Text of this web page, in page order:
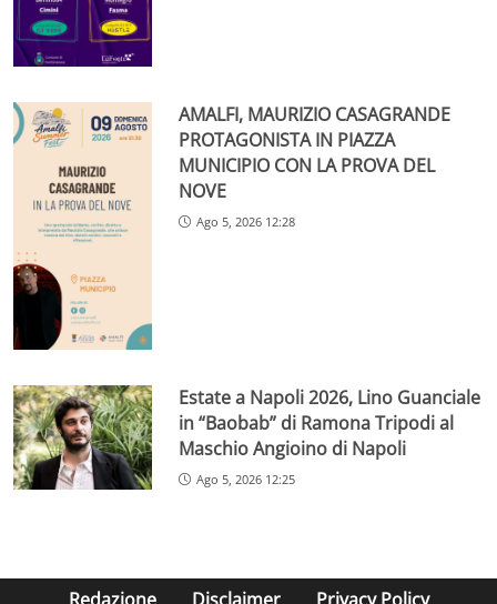
AMALFI, MAURIZIO CASAGRANDE
PROTAGONISTA IN PIAZZA
MUNICIPIO CON LA PROVA DEL
NOVE
Ago 5, 2026 12:28
Estate a Napoli 2026, Lino Guanciale
in “Baobab” di Ramona Tripodi al
Maschio Angioino di Napoli
Ago 5, 2026 12:25